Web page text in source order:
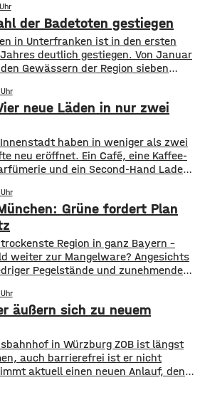
der Badetoten gestiegen
in Unterfranken ist in den ersten
deutlich gestiegen. Von Januar
Gewässern der Region sieben
teilte die DLRG mit. Auch
der Badetoten gestiegen. Während
neue Läden in nur zwei
haben in weniger als zwei
neu eröffnet. Ein Café, eine Kaffee-
und ein Second-Hand Laden
Dirk Vogel und der
Stadt Sebastian Bünner sehen
und den aktuellen Kurs der
Grüne fordert Plan
Region in ganz Bayern –
weiter zur Mangelware? Angesichts
Pegelstände und zunehmender
fordern sie einen 10-Punkte-
Bayern. ​Die Grünen-Fraktion hat
langfristige Maßnahmen im Petto.
äußern sich zu neuem
in Würzburg ZOB ist längst
auch barrierefrei ist er nicht
aktuell einen neuen Anlauf, den